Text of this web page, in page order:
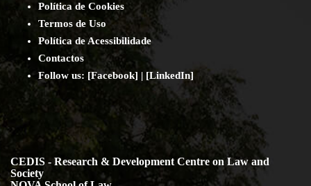
Política de Cookies
Termos de Uso
Política de Acessibilidade
Contactos
Follow us: [Facebook] | [LinkedIn]
CEDIS - Research & Development Centre on Law and
Society